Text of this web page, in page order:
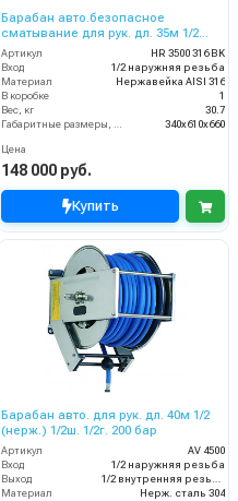
Барабан авто.безопасное
сматывание для рук. дл. 35м 1/2
(нерж AISI 316.) 1/2ш.1/2ш. 200 бар
Артикул
HR 3500 316 BK
Вход
1/2 наружняя резьба
Материал
Нержавейка AISI 316
В коробке
1
Вес, кг
30.7
Габаритные размеры, мм
340x610x660
Цена
148 000 руб.
Купить
Барабан авто. для рук. дл. 40м 1/2
(нерж.) 1/2ш. 1/2г. 200 бар
Артикул
AV 4500
Вход
1/2 наружняя резьба
Выход
1/2 внутренняя резьба
Материал
Нерж. сталь 304